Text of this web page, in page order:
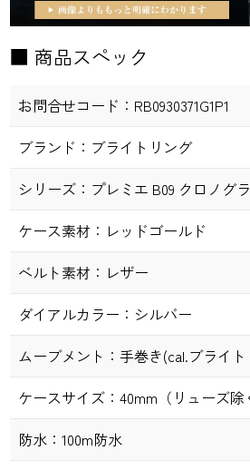
■ 商品スペック
お問合せコード： RB0930371G1P1
ブランド： ブライトリング
シリーズ： プレミエ B09 クロノグ
ケース素材： レッドゴールド
ベルト素材： レザー
ダイアルカラー： シルバー
ムーブメント： 手巻き(cal.ブライト
ケースサイズ： 40mm（リューズ除
防水： 100m防水